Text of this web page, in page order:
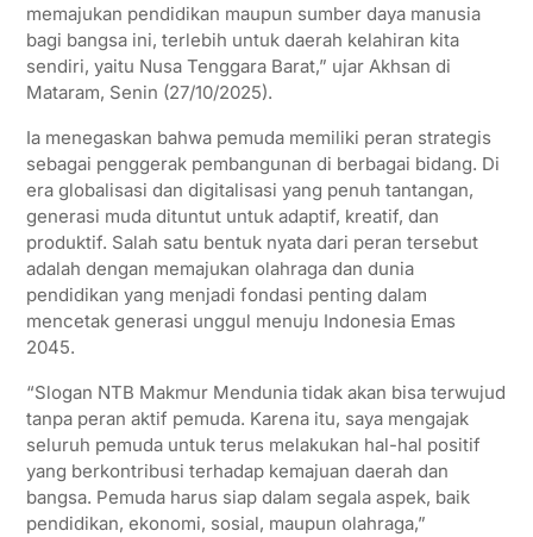
memajukan pendidikan maupun sumber daya manusia
bagi bangsa ini, terlebih untuk daerah kelahiran kita
sendiri, yaitu Nusa Tenggara Barat,” ujar Akhsan di
Mataram, Senin (27/10/2025).
Ia menegaskan bahwa pemuda memiliki peran strategis
sebagai penggerak pembangunan di berbagai bidang. Di
era globalisasi dan digitalisasi yang penuh tantangan,
generasi muda dituntut untuk adaptif, kreatif, dan
produktif. Salah satu bentuk nyata dari peran tersebut
adalah dengan memajukan olahraga dan dunia
pendidikan yang menjadi fondasi penting dalam
mencetak generasi unggul menuju Indonesia Emas
2045.
“Slogan NTB Makmur Mendunia tidak akan bisa terwujud
tanpa peran aktif pemuda. Karena itu, saya mengajak
seluruh pemuda untuk terus melakukan hal-hal positif
yang berkontribusi terhadap kemajuan daerah dan
bangsa. Pemuda harus siap dalam segala aspek, baik
pendidikan, ekonomi, sosial, maupun olahraga,”